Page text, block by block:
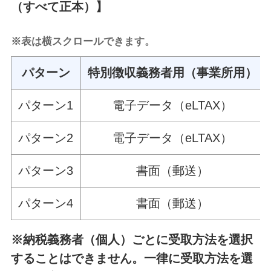
（すべて正本）】
※表は横スクロールできます。
パターン 特別徴収義務者用（事業所用）
パターン1 電子データ（eLTAX）
パターン2 電子データ（eLTAX）
パターン3 書面（郵送）
パターン4 書面（郵送）
※納税義務者（個人）ごとに受取方法を選択
することはできません。一律に受取方法を選